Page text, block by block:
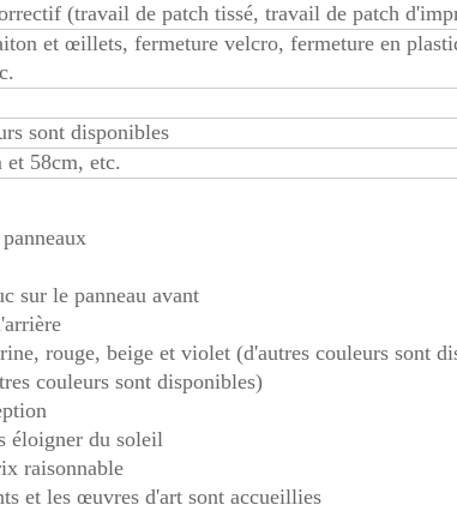
(travail de patch tissé, travail de patch
et œillets, fermeture velcro, fermeture en
sont disponibles
et 58cm, etc.
sur le panneau avant
rouge, beige et violet (d'autres couleurs sont
couleurs sont disponibles)
éloigner du soleil
raisonnable
et les œuvres d'art sont accueillies